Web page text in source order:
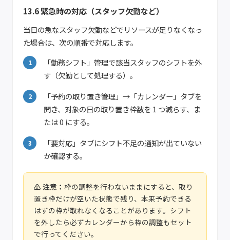
13.6 緊急時の対応（スタッフ欠勤など）
当日の急なスタッフ欠勤などでリソースが足りなくなっ
た場合は、次の順番で対応します。
「勤務シフト」管理で該当スタッフのシフトを外
す（欠勤として処理する）。
「予約の取り置き管理」→「カレンダー」タブを
開き、対象の日の取り置き枠数を 1 つ減らす、ま
たは 0 にする。
「要対応」タブにシフト不足の通知が出ていない
か確認する。
枠の調整を行わないままにすると、取り
置き枠だけが空いた状態で残り、本来予約できる
はずの枠が取れなくなることがあります。シフト
を外したら必ずカレンダーから枠の調整もセット
で行ってください。